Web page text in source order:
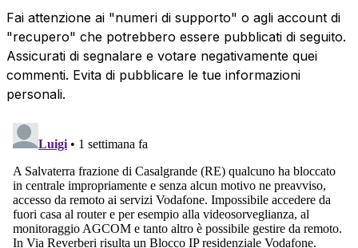
Fai attenzione ai "numeri di supporto" o agli account di
"recupero" che potrebbero essere pubblicati di seguito.
Assicurati di segnalare e votare negativamente quei
commenti. Evita di pubblicare le tue informazioni
personali.